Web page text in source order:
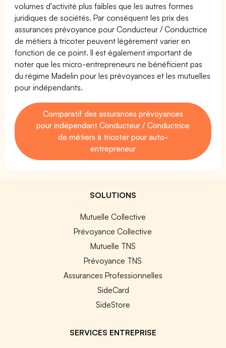
volumes d'activité plus faibles que les autres formes
juridiques de sociétés. Par conséquent les prix des
assurances prévoyance pour Conducteur / Conductrice
de métiers à tricoter peuvent légèrement varier en
fonction de ce point. Il est également important de
noter que les micro-entrepreneurs ne bénéficient pas
du régime Madelin pour les prévoyances et les mutuelles
pour indépendants.
Comparatif des assurances prévoyances
pour indépendant Conducteur / Conductrice
de métiers à tricoter pour auto-
entrepreneur
SOLUTIONS
Mutuelle Collective
Prévoyance Collective
Mutuelle TNS
Prévoyance TNS
Assurances Professionnelles
SideCard
SideStore
SERVICES ENTREPRISE